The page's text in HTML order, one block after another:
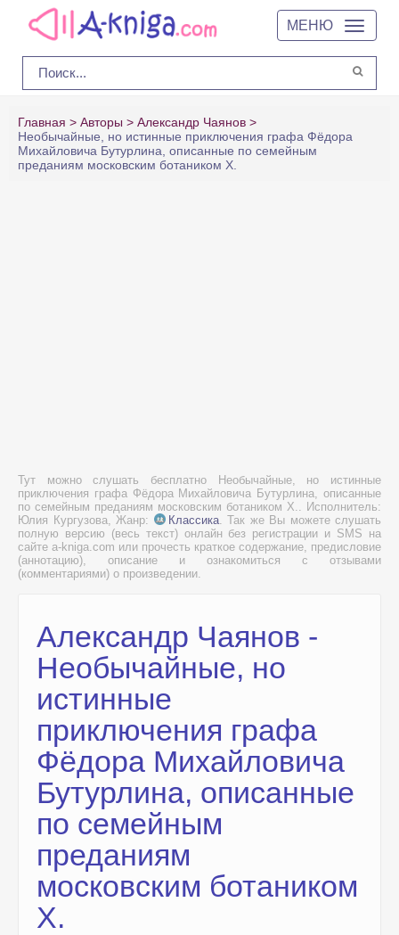
МЕНЮ
Главная Авторы
Александр Чаянов
Необычайные, но истинные приключения графа Фёдора
Михайловича Бутурлина, описанные по семейным
преданиям московским ботаником Х.
Тут можно слушать бесплатно Необычайные, но истинные
приключения графа Фёдора Михайловича Бутурлина, описанные
по семейным преданиям московским ботаником Х.. Исполнитель:
Юлия Кургузова, Жанр:
Классика. Так же Вы можете слушать
полную версию (весь текст) онлайн без регистрации и SMS на
сайте a-kniga.com или прочесть краткое содержание, предисловие
(аннотацию), описание и ознакомиться с отзывами
(комментариями) о произведении.
Александр Чаянов -
Необычайные, но
истинные
приключения графа
Фёдора Михайловича
Бутурлина, описанные
по семейным
преданиям
московским ботаником
Х.